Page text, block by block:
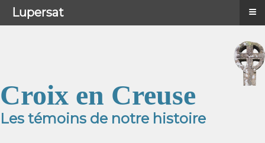
Croix en Creuse
Les témoins de notre histoire
Menu ≡
Lupersat ≡